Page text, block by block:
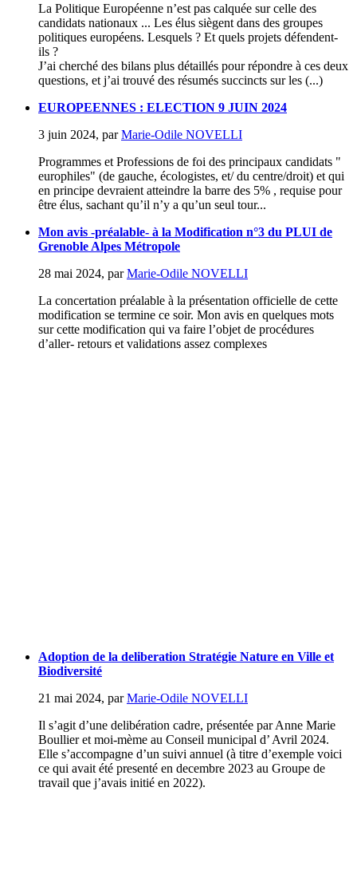
La Politique Européenne n’est pas calquée sur celle des
candidats nationaux ... Les élus siègent dans des groupes
politiques européens. Lesquels ? Et quels projets défendent-
ils ?
J’ai cherché des bilans plus détaillés pour répondre à ces deux
questions, et j’ai trouvé des résumés succincts sur les (...)
EUROPEENNES : ELECTION 9 JUIN 2024
3 juin 2024, parMarie-Odile NOVELLI
Programmes et Professions de foi des principaux candidats "
europhiles" (de gauche, écologistes, et/ du centre/droit) et qui
en principe devraient atteindre la barre des 5% , requise pour
être élus, sachant qu’il n’y a qu’un seul tour...
Mon avis -préalable- à la Modification n°3 du PLUI de
Grenoble Alpes Métropole
28 mai 2024, parMarie-Odile NOVELLI
La concertation préalable à la présentation officielle de cette
modification se termine ce soir. Mon avis en quelques mots
sur cette modification qui va faire l’objet de procédures
d’aller- retours et validations assez complexes
Adoption de la deliberation Stratégie Nature en Ville et
Biodiversité
21 mai 2024, parMarie-Odile NOVELLI
Il s’agit d’une delibération cadre, présentée par Anne Marie
Boullier et moi-mème au Conseil municipal d’ Avril 2024.
Elle s’accompagne d’un suivi annuel (à titre d’exemple voici
ce qui avait été presenté en decembre 2023 au Groupe de
travail que j’avais initié en 2022).